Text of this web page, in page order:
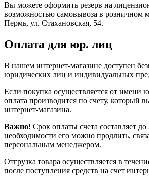
Вы можете оформить резерв на
возможностью самовывоза в розничном
Пермь, ул. Стахановская, 54.
Оплата для юр. лиц
В нашем интернет-магазине доступен
юридических лиц и индивидуальных
Если покупка осуществляется от имени
оплата производится по счету, который
интернет-магазина.
Важно! Срок оплаты счета составляет
необходимости его можно продлить,
персональным менеджером.
Отгрузка товара осуществляется в
после поступления средств на счет